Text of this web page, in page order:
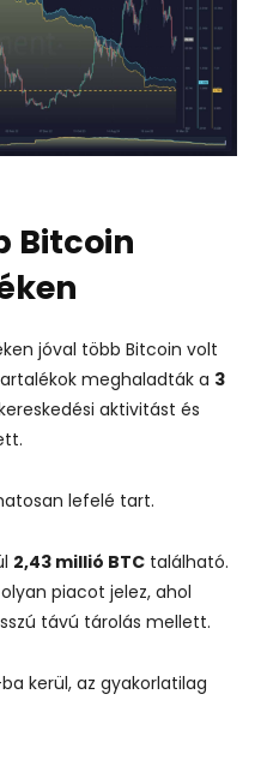
Bitcoin
jóval több Bitcoin volt
meghaladták a 3
aktivitást és
lefelé tart.
2,43 millió BTC található.
piacot jelez, ahol
távú tárolás mellett.
kerül, az gyakorlatilag